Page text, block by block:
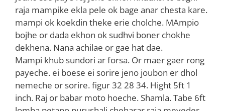
raja mampike ekla pele ok bage anar chesta kare.
mampi ok koekdin theke erie cholche. MAmpio
bojhe or dada ekhon ok sudhvi boner chokhe
dekhena. Nana achilae or gae hat dae.
Mampi khub sundori ar forsa. Or maer gaer rong
payeche. ei boese ei sorire jeno joubon er dhol
nemeche or sorire. figur 32 28 34. Hight 5ft 1
inch. Raj or babar moto hoeche. Shamla. Tabe 6ft